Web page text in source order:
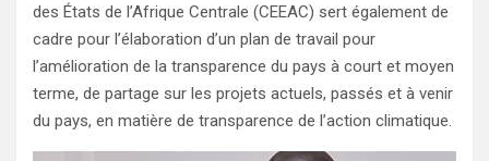
des États de l’Afrique Centrale (CEEAC) sert également de
cadre pour l’élaboration d’un plan de travail pour
l’amélioration de la transparence du pays à court et moyen
terme, de partage sur les projets actuels, passés et à venir
du pays, en matière de transparence de l’action climatique.